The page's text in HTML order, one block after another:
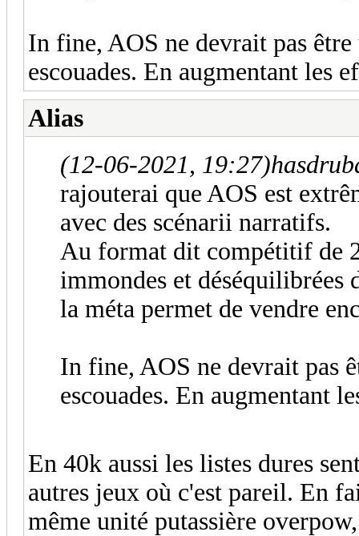
In fine, AOS ne devrait pas
escouades. En augmentant les
Alias
(12-06-2021, 19:27)
rajouterai que AOS est
avec des scénarii narratifs.
Au format dit compétitif de
immondes et
la méta permet de vendre
In fine, AOS ne devrait pas
escouades. En augmentant
En 40k aussi les listes dures
autres jeux où c'est pareil. En
même unité putassière